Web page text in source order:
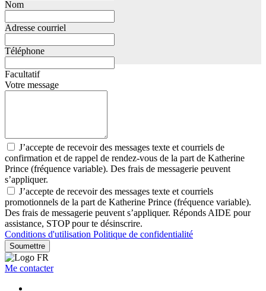
Nom
Adresse courriel
Téléphone
Facultatif
Votre message
J’accepte de recevoir des messages texte et courriels de
confirmation et de rappel de rendez-vous de la part de Katherine
Prince (fréquence variable). Des frais de messagerie peuvent
s’appliquer.
J’accepte de recevoir des messages texte et courriels
promotionnels de la part de Katherine Prince (fréquence variable).
Des frais de messagerie peuvent s’appliquer. Réponds AIDE pour
assistance, STOP pour te désinscrire.
Conditions d'utilisation Politique de confidentialité
Soumettre
Me contacter